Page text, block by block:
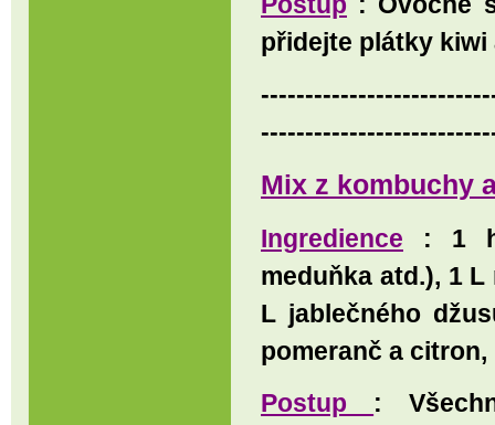
přidejte plátky kiwi
Mix z kombuchy
Ingredience : 1
meduňka atd.), 1
L jablečného
pomeranč a
Postup :